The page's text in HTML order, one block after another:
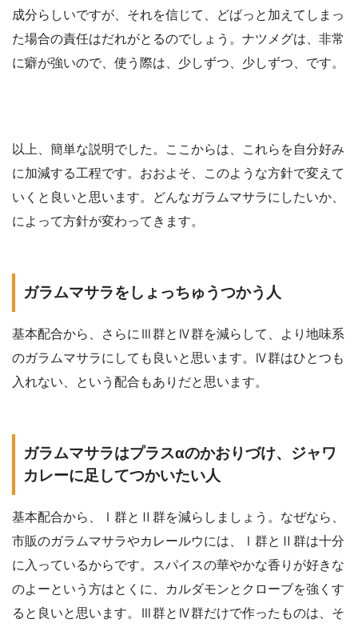
成分らしいですが、それを信じて、どばっと加えてしまっ
た場合の責任はだれがとるのでしょう。ナツメグは、非常
に癖が強いので、使う際は、少しずつ、少しずつ、です。
以上、簡単な説明でした。ここからは、これらを自分好み
に加減する工程です。おおよそ、このような方針で変えて
いくと良いと思います。どんなガラムマサラにしたいか、
によって方針が変わってきます。
ガラムマサラをしょっちゅうつかう人
基本配合から、さらにⅢ群とⅣ群を減らして、より地味系
のガラムマサラにしても良いと思います。Ⅳ群はひとつも
入れない、という配合もありだと思います。
ガラムマサラはプラスαのかおりづけ、ジャワ
カレーに足してつかいたい人
基本配合から、Ⅰ群とⅡ群を減らしましょう。なぜなら、
市販のガラムマサラやカレールウには、Ⅰ群とⅡ群は十分
に入っているからです。スパイスの華やかな香りが好きな
のよーという方はとくに、カルダモンとクローブを強くす
ると良いと思います。Ⅲ群とⅣ群だけで作ったものは、そ